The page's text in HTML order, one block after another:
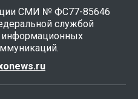
СМИ № ФС77-85646
службой
информационных